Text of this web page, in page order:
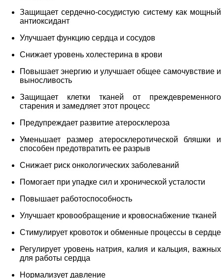
Защищает сердечно-сосудистую систему как мощный
антиоксидант
Улучшает функцию сердца и сосудов
Снижает уровень холестерина в крови
Повышает энергию и улучшает общее самочувствие и
выносливость
Защищает клетки тканей от преждевременного
старения и замедляет этот процесс
Предупреждает развитие атеросклероза
Уменьшает размер атеросклеротической бляшки и
способен предотвратить ее разрыв
Снижает риск онкологических заболеваний
Помогает при упадке сил и хронической усталости
Повышает работоспособность
Улучшает кровообращение и кровоснабжение тканей
Стимулирует кровоток и обменные процессы в сердце
Регулирует уровень натрия, калия и кальция, важных
для работы сердца
Нормализует давление